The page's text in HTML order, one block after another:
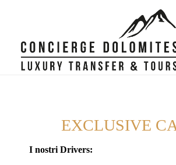
EXCLUSIVE
I nostri Drivers: